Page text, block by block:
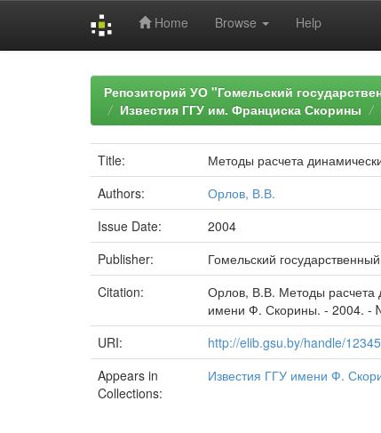
Home Browse Help
Репозиторий УО "Гомельский
Известия ГГУ им. Франциска Скорины
Title:
Методы расчета
Authors:
Орлов, В.В.
Issue Date:
2004
Publisher:
Гомельский
Citation:
Орлов, В.В. Методы расчета
имени Ф. Скорины. - 2004. -
URI:
http://elib.gsu.by/handle/
Appears in
Collections:
Известия ГГУ имени Ф.